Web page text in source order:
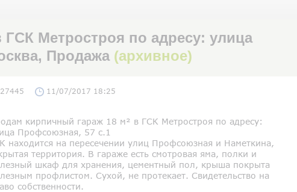
Метростроя по адресу: улица
Продажа (архивное)
11/07/2017 18:25
кирпичный гараж 18 м² в ГСК Метростроя по адресу:
Профсоюзная, 57 с.1
находится на пересечении улиц Профсоюзная и Наметкина,
территория. В гараже есть смотровая яма, полки и
шкаф для хранения, цементный пол, крыша покрыта
профлистом. Сухой, не протекает. Свидетельство на
собственности.